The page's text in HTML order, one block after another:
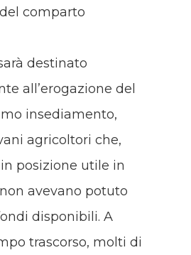
comparto
destinato
all’erogazione del
insediamento,
agricoltori che,
posizione utile in
avevano potuto
disponibili. A
trascorso, molti di